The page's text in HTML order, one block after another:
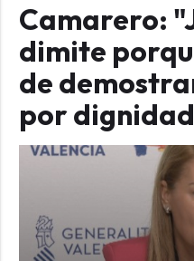
Camarero:
dimite
de
por